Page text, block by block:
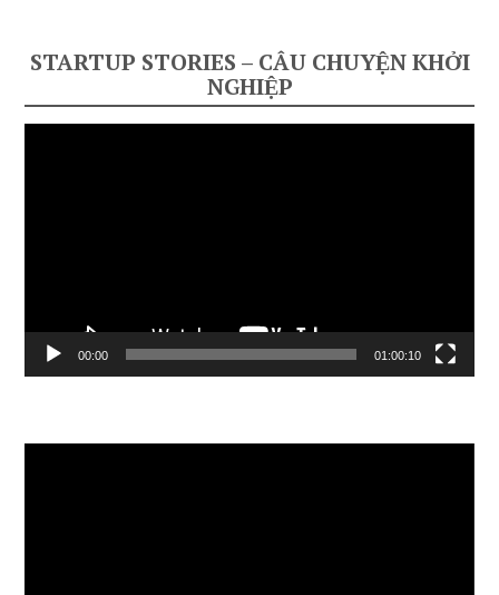
STARTUP STORIES – CÂU CHUYỆN KHỞI
NGHIỆP
00:00 01:00:10